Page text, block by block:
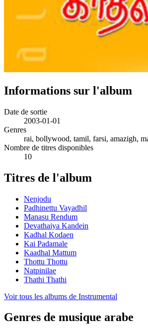
Informations sur l'album
Date de sortie
2003-01-01
Genres
rai, bollywood, tamil, farsi, amazigh,
Nombre de titres disponibles
10
Titres de l'album
Nenjodu
Padhinettu Vayadhil
Manasu Rendum
Devathaiya Kandein
Kadhal Kodaen
Kai Padamale
Kaadhal Mattum
Thottu Thottu
Natpinilae
Thathi Thathi
Voir tous les albums de Instrumental
Genres de musique arabe